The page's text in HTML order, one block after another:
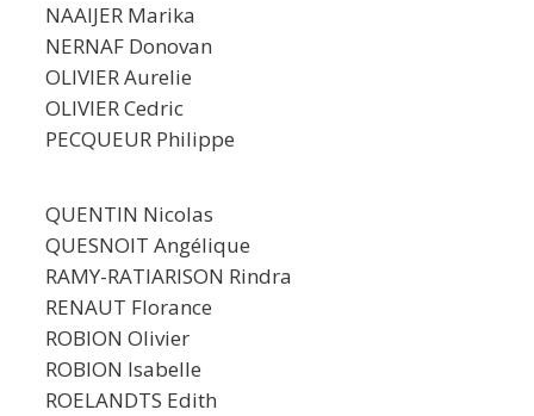
NAAIJER Marika
NERNAF Donovan
OLIVIER Aurelie
OLIVIER Cedric
PECQUEUR Philippe
QUENTIN Nicolas
QUESNOIT Angélique
RAMY-RATIARISON Rindra
RENAUT Florance
ROBION Olivier
ROBION Isabelle
ROELANDTS Edith